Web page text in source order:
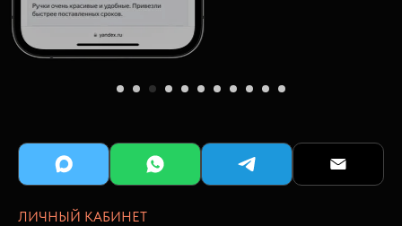
ЛИЧНЫЙ КАБИНЕТ